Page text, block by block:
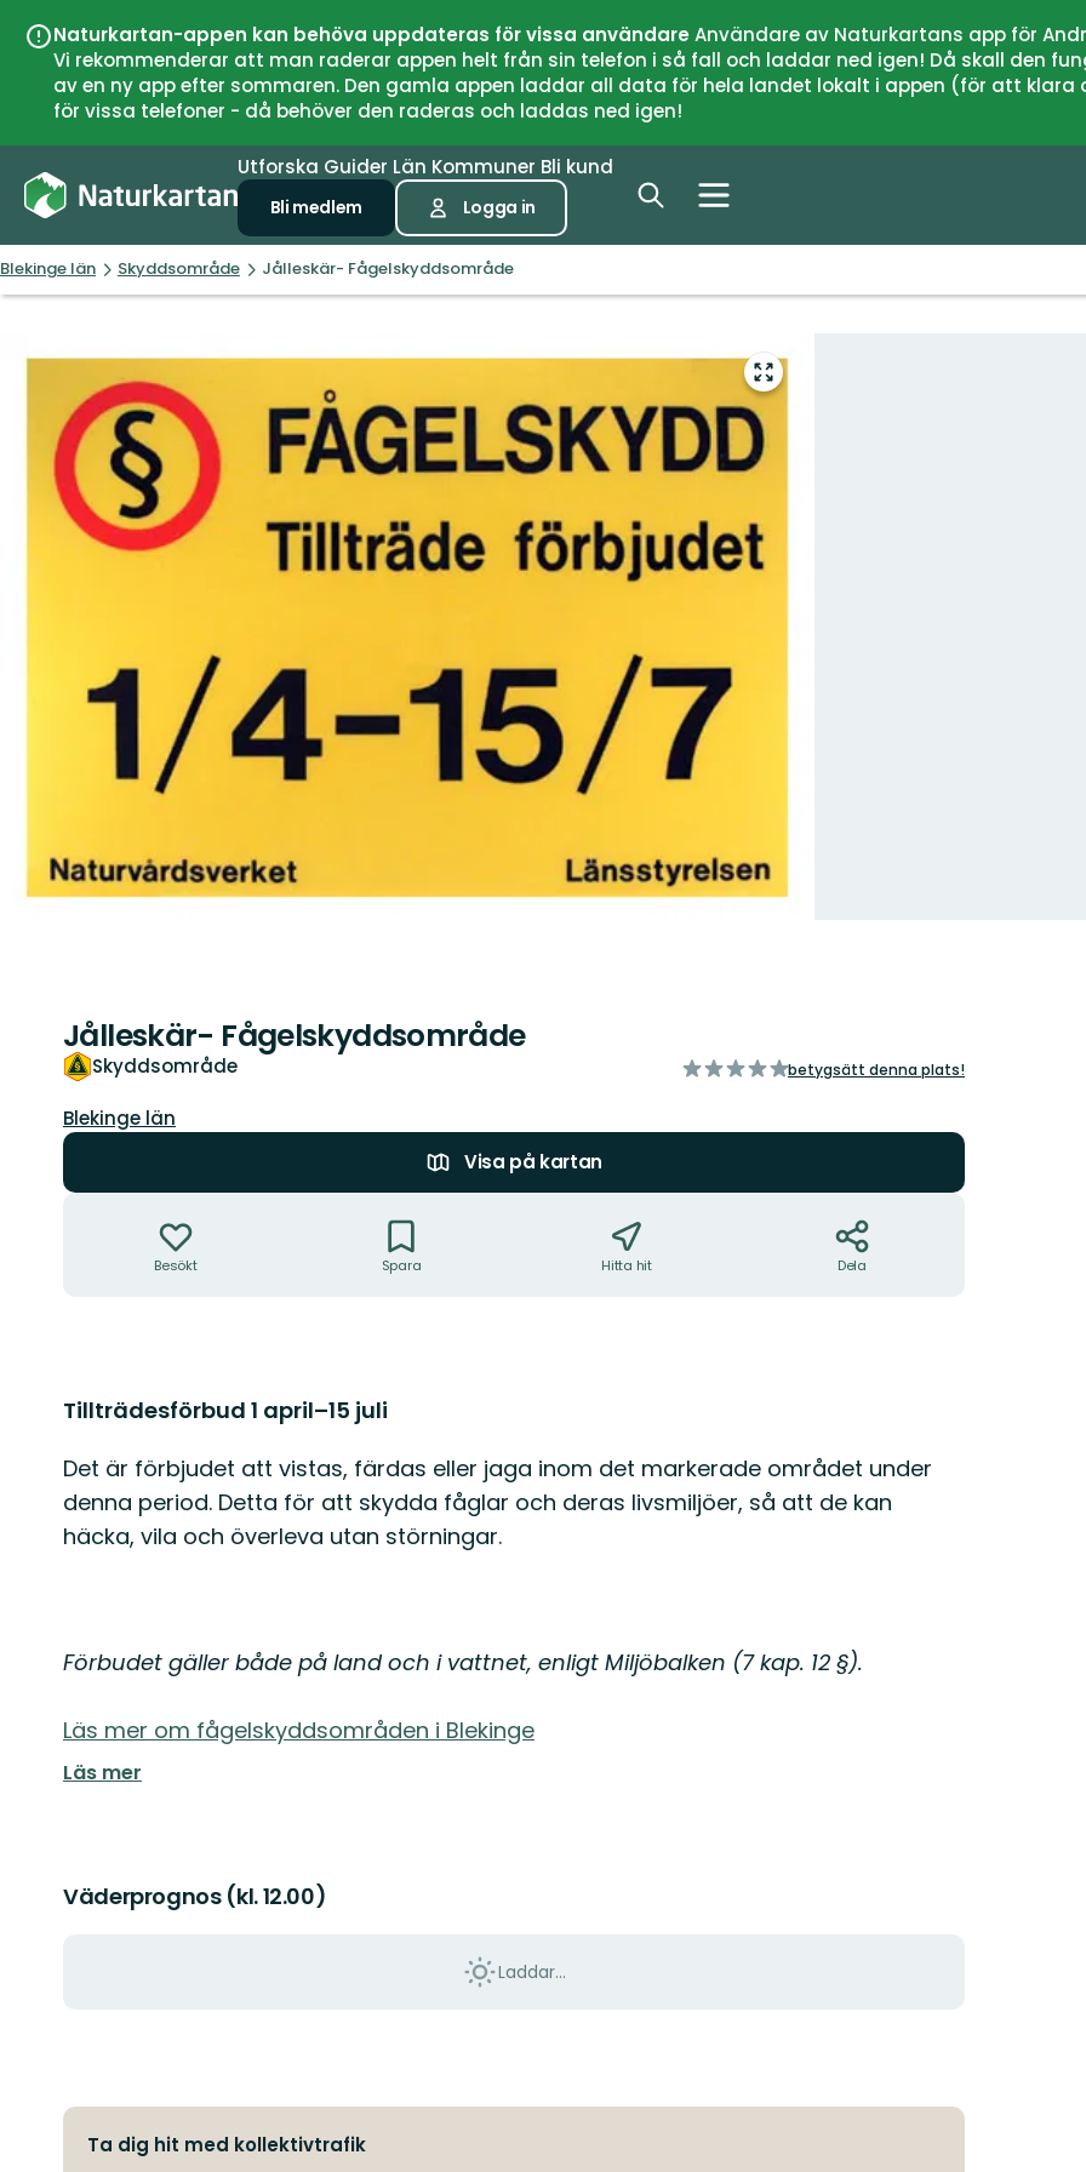
Naturkartan-appen kan behöva uppdateras för vissa användareAnvändare av Naturkartans app för
Vi rekommenderar att man raderar appen helt från sin telefon i så fall och laddar ned igen! Då skall den
av en ny app efter sommaren. Den gamla appen laddar all data för hela landet lokalt i appen (för att
för vissa telefoner - då behöver den raderas och laddas ned igen!
Utforska Guider Län Kommuner Bli kund
Bli medlem Logga in
Blekinge län Skyddsområde Jålleskär- Fågelskyddsområde
Gå
till
helskärmsläge
Jålleskär- Fågelskyddsområde
Skyddsområde
av
betygsätt denna plats!
Län:
Blekinge län
Visa på kartan
Besökt Spara Hitta hit Dela
Beskrivning
Tillträdesförbud 1 april–15 juli
Det är förbjudet att vistas, färdas eller jaga inom det markerade området under
denna period. Detta för att skydda fåglar och deras livsmiljöer, så att de kan
häcka, vila och överleva utan störningar.
Förbudet gäller både på land och i vattnet, enligt Miljöbalken (7 kap. 12 §).
Läs mer om fågelskyddsområden i Blekinge
Läs mer
Väderprognos (kl. 12.00)
Laddar...
Ta dig hit med kollektivtrafik